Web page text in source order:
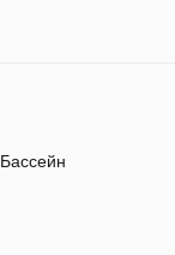
Бассейн